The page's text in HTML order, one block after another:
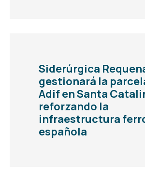
Siderúrgica
gestionará la
Adif en Santa
reforzando la
infraestructura
española